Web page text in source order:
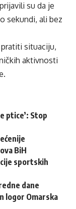
su da je
sekundi, ali bez
situaciju,
aktivnosti
ptice’: Stop
BiH
sportskih
dane
logor Omarska